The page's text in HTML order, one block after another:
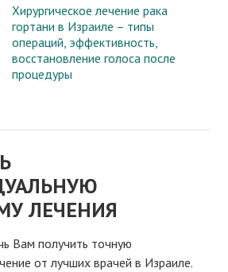
Хирургическое лечение рака
гортани в Израиле – типы
операций, эффективность,
восстановление голоса после
процедуры
ЛЕЧЕНИЯ
Вам получить точную
от лучших врачей в Израиле.